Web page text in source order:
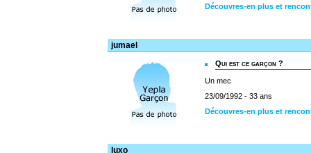
Découvres-en plus et
jumael
Qui est ce garçon ?
Un mec
23/09/1992 - 33 ans
Découvres-en plus et
luxo